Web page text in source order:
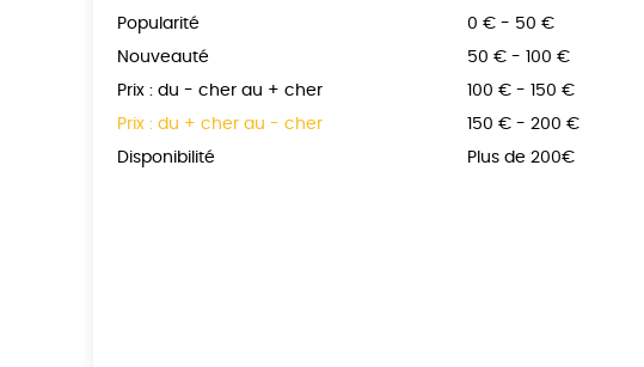
Popularité
Nouveauté
Prix : du - cher au + cher
Prix : du + cher au - cher
Disponibilité
0 € - 50 €
50 € - 100 €
100 € - 150 €
150 € - 200 €
Plus de 200€